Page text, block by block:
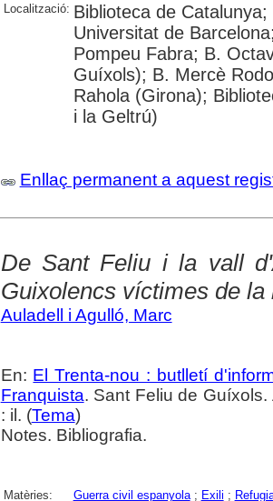
Localització: Biblioteca de
Universitat de
Pompeu Fabra; B.
Guíxols); B. Mercè
Rahola (Girona);
i la Geltrú)
Enllaç permanent a aquest
De Sant Feliu i la vall
Guixolencs víctimes de la
Auladell i Agulló, Marc
En: El Trenta-nou : butlletí
Franquista. Sant Feliu de
: il. (Tema)
Notes. Bibliografia.
Matèries: Guerra civil espanyola; Exili ;